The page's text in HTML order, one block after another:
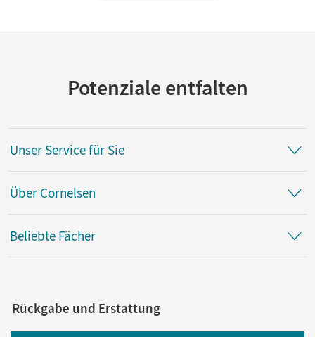
Potenziale entfalten
Unser Service für Sie
Über Cornelsen
Beliebte Fächer
Rückgabe und Erstattung